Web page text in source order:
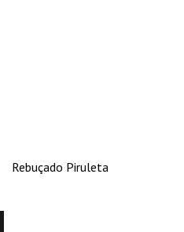
Rebuçado Piruleta